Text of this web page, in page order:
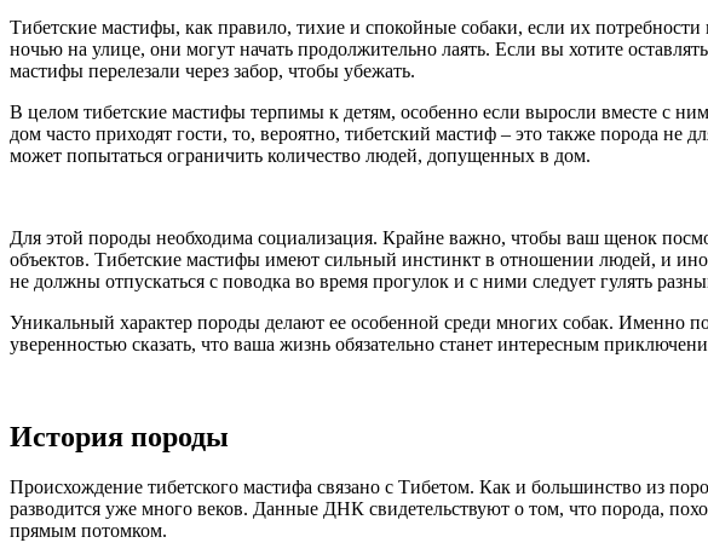
Тибетские мастифы, как правило, тихие и спокойные собаки, если их
ночью на улице, они могут начать продолжительно лаять. Если вы хотите
мастифы перелезали через забор, чтобы убежать.
В целом тибетские мастифы терпимы к детям, особенно если выросли вместе с
дом часто приходят гости, то, вероятно, тибетский мастиф – это также порода
может попытаться ограничить количество людей, допущенных в дом.
Для этой породы необходима социализация. Крайне важно, чтобы ваш щенок
объектов. Тибетские мастифы имеют сильный инстинкт в отношении людей, и
не должны отпускаться с поводка во время прогулок и с ними следует гулять
Уникальный характер породы делают ее особенной среди многих собак. Именно
уверенностью сказать, что ваша жизнь обязательно станет интересным
История породы
Происхождение тибетского мастифа связано с Тибетом. Как и большинство из
разводится уже много веков. Данные ДНК свидетельствуют о том, что порода,
прямым потомком.